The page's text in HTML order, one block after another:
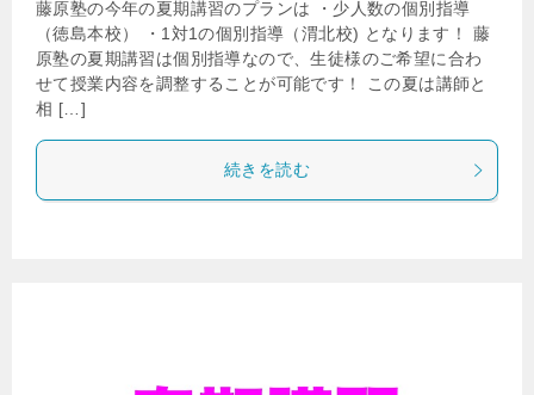
藤原塾の今年の夏期講習のプランは ・少人数の個別指導
（徳島本校） ・1対1の個別指導（渭北校) となります！ 藤
原塾の夏期講習は個別指導なので、生徒様のご希望に合わ
せて授業内容を調整することが可能です！ この夏は講師と
相 […]
続きを読む